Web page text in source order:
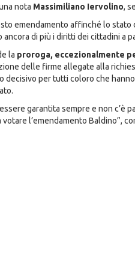
nota Massimiliano Iervolino,
emendamento affinché lo
ancora di più i diritti dei cittadini a
la proroga, eccezionalmente
delle firme allegate alla
decisivo per tutti coloro che
garantita sempre e non c’è
l’emendamento Baldino”,